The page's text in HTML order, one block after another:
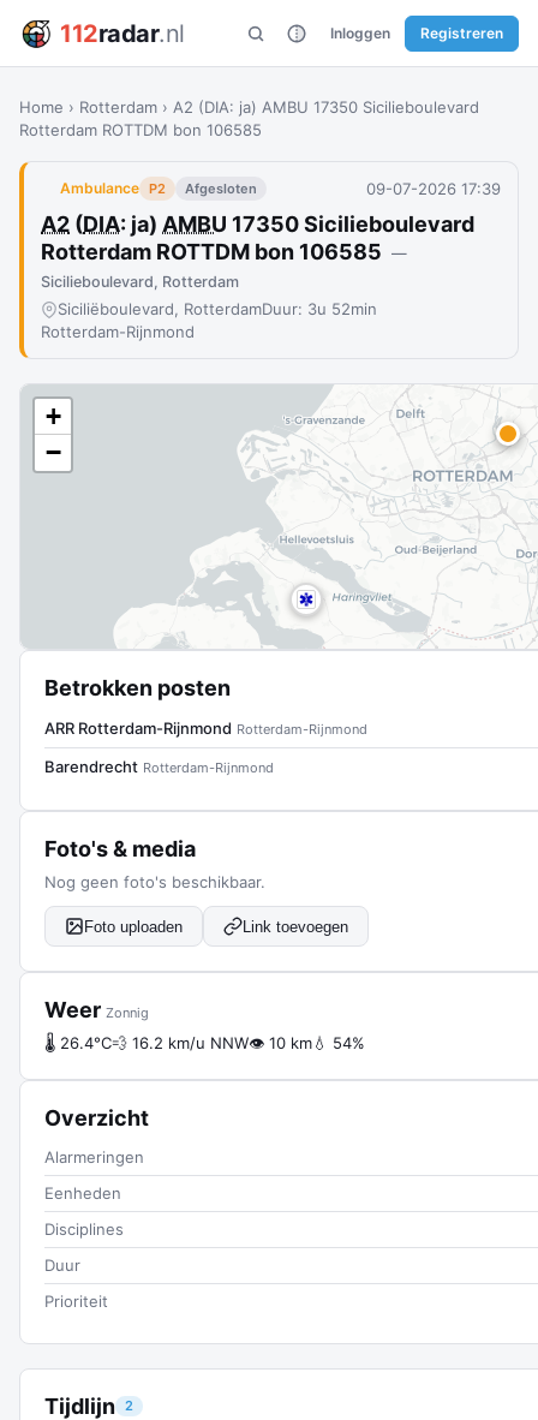
112radar.nl Inloggen Registreren
Home › Rotterdam › A2 (DIA: ja) AMBU 17350 Sicilieboulevard
Rotterdam ROTTDM bon 106585
Ambulance P2 Afgesloten 09-07-2026 17:39
A2 (DIA: ja) AMBU 17350 Sicilieboulevard
Rotterdam ROTTDM bon 106585 —
Sicilieboulevard, Rotterdam
Siciliëboulevard, RotterdamDuur: 3u 52min
Rotterdam-Rijnmond
Tijdlijn 2
+
−
Betrokken posten
ARR Rotterdam-Rijnmond Rotterdam-Rijnmond
Barendrecht Rotterdam-Rijnmond
Foto's & media
Nog geen foto's beschikbaar.
Foto uploaden Link toevoegen
Weer Zonnig
🌡 26.4°C💨 16.2 km/u NNW👁 10 km💧 54%
Overzicht
Alarmeringen
Eenheden
Disciplines
Duur
Prioriteit